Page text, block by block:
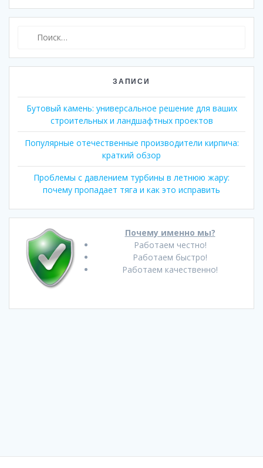
ЗАПИСИ
Бутовый камень: универсальное решение для ваших
строительных и ландшафтных проектов
Популярные отечественные производители кирпича:
краткий обзор
Проблемы с давлением турбины в летнюю жару:
почему пропадает тяга и как это исправить
Почему именно мы?
Работаем честно!
Работаем быстро!
Работаем качественно!